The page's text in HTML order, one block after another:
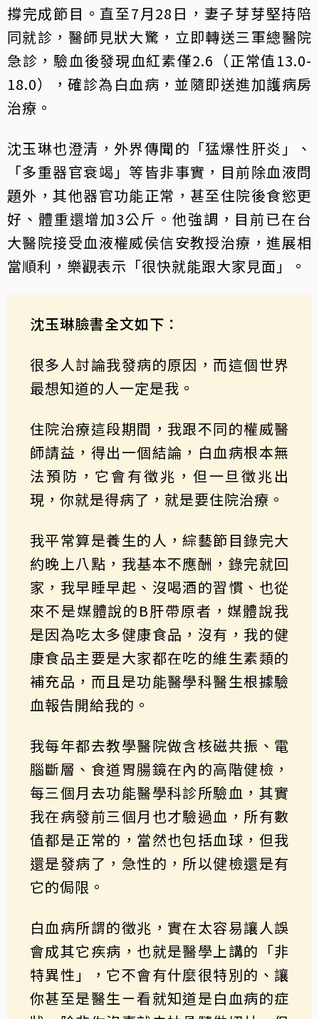
撐完成節目。直至7月28日，妻子芽芽堅持陪
同就診，醫師見狀大驚，立即轉送三軍總醫院
急診，驗血後發現血紅素僅2.6（正常值13.0-
18.0），確診為白血病，並隨即送進加護病房
治療。
沈玉琳也澄清，外界傳聞的「猛爆性肝炎」、
「多重器官衰竭」等皆非事實，目前除血液問
題外，其他器官功能正常，甚至住院後食慾更
好、體重還增加3公斤。他強調，目前已在台
大醫院接受血液權威侯信安教授治療，進展相
當順利，樂觀表示「很快就能跟大家見面」。
沈玉琳臉書全文如下：
很多人討論我發病的原因，而這個世界
最想知道的人一定是我。
住院治療這段期間，我跟不同的權威醫
師請益，得出一個結論，白血病根本無
法預防，它會有徵兆，但一旦徵兆出
現，你就是得病了，就是要住院治療。
我平常算是養生的人，綜藝節目錄完大
約晚上八點，我基本不應酬，錄完就回
家，我早睡早起、沒喝酒的習慣、也從
來不是媒體說的B肝帶原者，媒體說我
是因為吃太多健康食品，沒有，我的健
康食品主要是大家都在吃的維生素類的
補充品，而且是功能醫學科醫生根據驗
血報告開給我的。
我每年都去教學醫院做含核磁共振、電
腦斷層、食道胃腸鏡在內的高階健檢，
每三個月去功能醫學科診所驗血，其實
我在病發前三個月也才驗過血，所有數
值都是正常的，當然也包括血球，但我
還是發病了，急性的，所以健檢還是有
它的侷限。
白血病所謂的徵兆，實在太容易讓人誤
會成其它疾病，也就是醫學上講的「非
特異性」，它不會有什麼很特別的、讓
你甚至是醫生ㄧ看就知道是白血病的症